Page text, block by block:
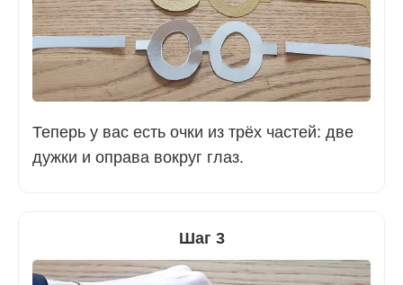
Теперь у вас есть очки из трёх частей: две
дужки и оправа вокруг глаз.
Шаг 3